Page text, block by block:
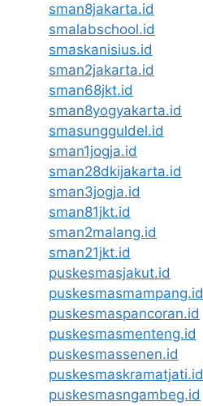
sman8jakarta.id
smalabschool.id
smaskanisius.id
sman2jakarta.id
sman68jkt.id
sman8yogyakarta.id
smasungguldel.id
sman1jogja.id
sman28dkijakarta.id
sman3jogja.id
sman81jkt.id
sman2malang.id
sman21jkt.id
puskesmasjakut.id
puskesmasmampang.id
puskesmaspancoran.id
puskesmasmenteng.id
puskesmassenen.id
puskesmaskramatjati.id
puskesmasngambeg.id